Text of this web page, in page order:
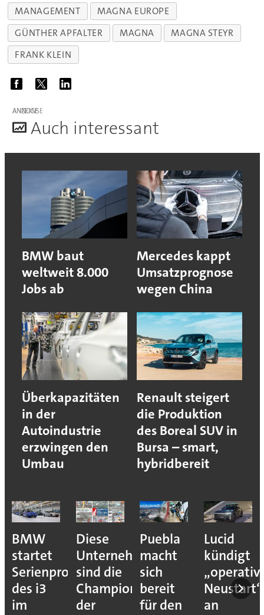
MANAGEMENT
MAGNA EUROPE
GÜNTHER APFALTER
MAGNA
MAGNA STEYR
FRANK KLEIN
ANZEIGE
Auch interessant
BMW baut
weltweit 8.000
Jobs ab
Mercedes kappt
Umsatzprognose
wegen China
Überkapazitäten
in der
Autoindustrie
erzwingen den
Umbau
Renault steigert
die Produktion
des Boreal SUV in
Bursa – smart,
hybridbereit
BMW
startet
Serienproduktion
des i3
im
Diese
Unternehmen
sind die
Champions
der
Puebla
macht
sich
bereit
für den
Lucid
kündigt
Neustart“
an